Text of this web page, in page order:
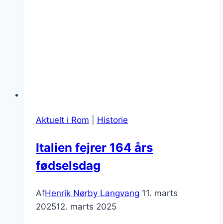
Aktuelt i Rom Historie
Italien fejrer 164 års
fødselsdag
AfHenrik Nørby Langvang 11. marts
202512. marts 2025